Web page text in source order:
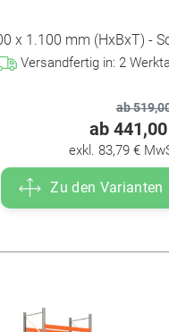
x 1.100 mm (HxBxT) -
Versandfertig in: 2
ab
ab
exkl. 83,79 €
Zu den Varianten